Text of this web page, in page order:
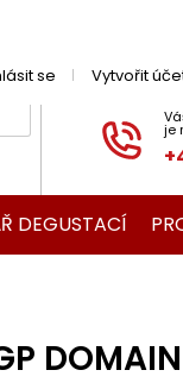
se Vytvořit
DEGUSTACÍ